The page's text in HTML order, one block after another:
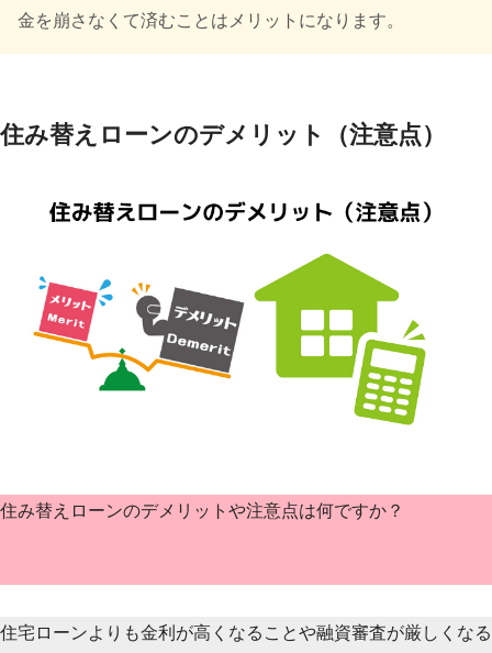
金を崩さなくて済むことはメリットになります。
住み替えローンのデメリット（注意点）
住み替えローンのデメリットや注意点は何ですか？
住宅ローンよりも金利が高くなることや融資審査が厳しくなる